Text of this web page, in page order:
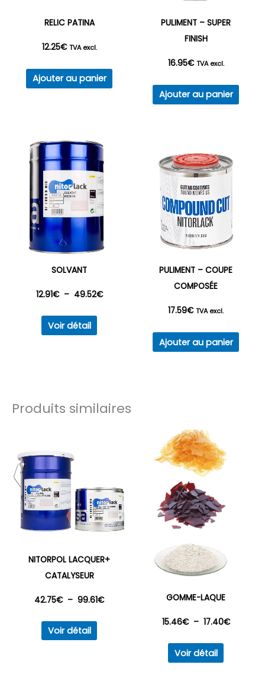
RELIC PATINA
12.25€ TVA excl.
Ajouter au panier
PULIMENT – SUPER
FINISH
16.95€ TVA excl.
Ajouter au panier
SOLVANT
12.91€ – 49.52€Plage
Voir détail
Ce
produit
options
la
page
du
PULIMENT – COUPE
COMPOSÉE
17.59€ TVA excl.
Ajouter au panier
Produits similaires
NITORPOL LACQUER+
CATALYSEUR
42.75€ – 99.61€Plage
Voir détail
Ce
produit
GOMME-LAQUE
15.46€ – 17.40€Plage
Voir détail
Ce
produit